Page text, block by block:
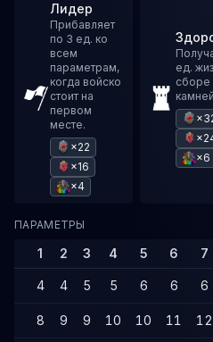
Лидер
Прибавляет
по 3 ед. ко
всем
параметрам,
когда войско
стоит на
первом
месте.
×22
×16
×4
ед.
сборе
×6
ПАРАМЕТРЫ
1 2 3 4 5 6 7
4 4 5 5 6 6 6
8 9 9 10 10 11 12